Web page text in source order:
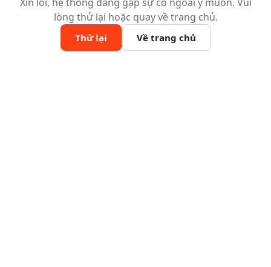
lòng thử lại hoặc quay về trang chủ.
Thử lại Về trang chủ